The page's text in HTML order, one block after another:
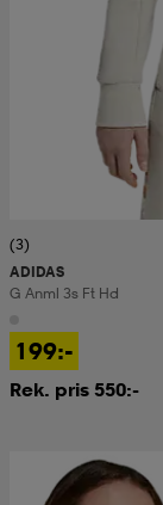
(3)
ADIDAS
G Anml 3s Ft Hd
199:-
Rek. pris 550:-